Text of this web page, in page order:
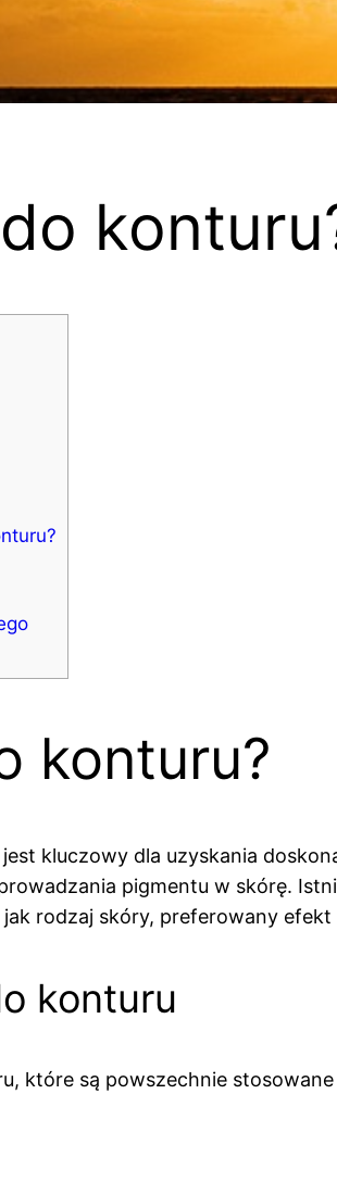
konturu?
kluczowy dla uzyskania
pigmentu w skórę.
rodzaj skóry, preferowany
konturu
które są powszechnie